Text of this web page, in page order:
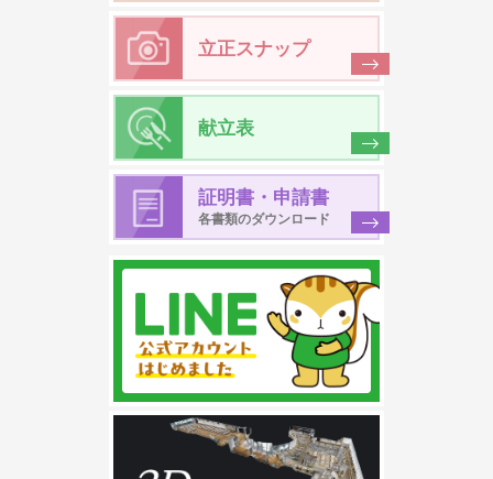
立正スナップ
献立表
証明書・申請書
各書類のダウンロード